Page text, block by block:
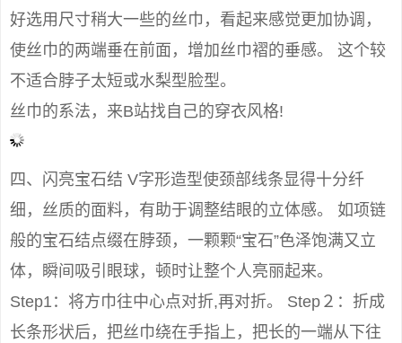
好选用尺寸稍大一些的丝巾，看起来感觉更加协调，
使丝巾的两端垂在前面，增加丝巾褶的垂感。 这个较
不适合脖子太短或水梨型脸型。
丝巾的系法，来B站找自己的穿衣风格!
四、闪亮宝石结 V字形造型使颈部线条显得十分纤
细，丝质的面料，有助于调整结眼的立体感。 如项链
般的宝石结点缀在脖颈，一颗颗“宝石”色泽饱满又立
体，瞬间吸引眼球，顿时让整个人亮丽起来。
Step1：将方巾往中心点对折,再对折。 Step２：折成
长条形状后，把丝巾绕在手指上，把长的一端从下往